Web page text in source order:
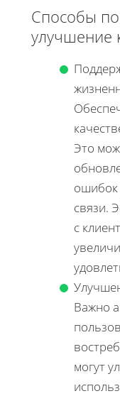
Способы
улучшение
Это
ошибок
связи.
с
Важно
могут